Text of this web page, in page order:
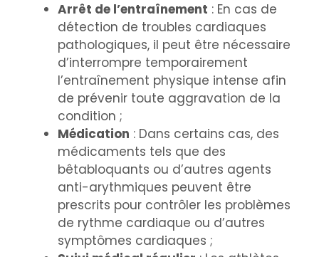
Arrêt de l’entraînement : En cas de
détection de troubles cardiaques
pathologiques, il peut être nécessaire
d’interrompre temporairement
l’entraînement physique intense afin
de prévenir toute aggravation de la
condition ;
Médication : Dans certains cas, des
médicaments tels que des
bêtabloquants ou d’autres agents
anti-arythmiques peuvent être
prescrits pour contrôler les problèmes
de rythme cardiaque ou d’autres
symptômes cardiaques ;